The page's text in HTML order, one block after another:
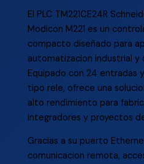
El PLC TM221CE24R
Modicon M221 es un
compacto diseñado para
automatizacion industrial y
Equipado con 24 entradas
tipo rele, ofrece una
alto rendimiento para
integradores y proyectos
Gracias a su puerto
comunicacion remota,